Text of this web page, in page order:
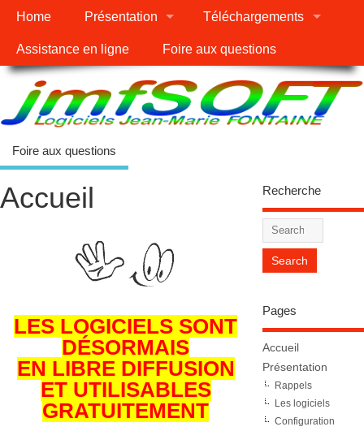
Home Présentation Téléchargements
Assistance en ligne Foire aux questions
Foire aux questions
Accueil
LES LOGICIELS SONT
DÉSORMAIS
EN LIBRE DIFFUSION
ET UTILISABLES
GRATUITEMENT
Recherche
Pages
Accueil
Présentation
Rappels
Les logiciels
Configuration